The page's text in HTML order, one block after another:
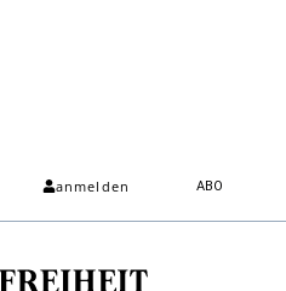
anmelden ABO